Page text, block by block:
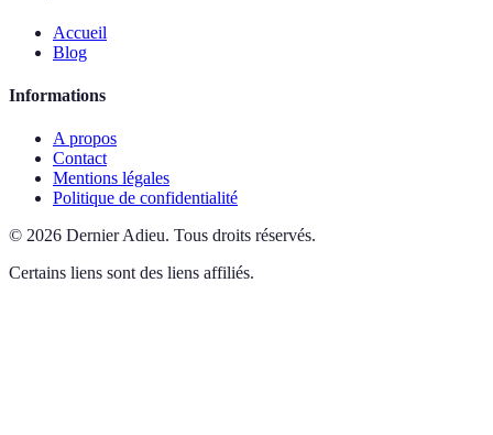
Accueil
Blog
Informations
A propos
Contact
Mentions légales
Politique de confidentialité
© 2026 Dernier Adieu. Tous droits réservés.
Certains liens sont des liens affiliés.